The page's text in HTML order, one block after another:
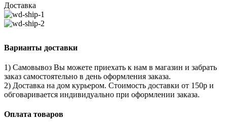
Доставка
Варианты доставки
1) Самовывоз Вы можете приехать к нам в магазин и забрать
заказ самостоятельно в день оформления заказа.
2) Доставка на дом курьером. Стоимость доставки от 150р и
обговаривается индивидуально при оформлении заказа.
Оплата товаров